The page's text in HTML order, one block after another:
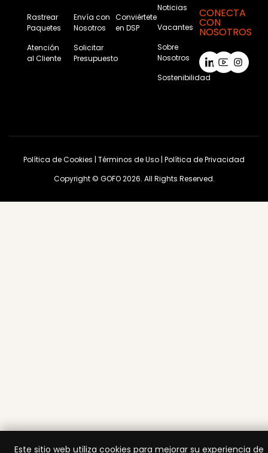
CONECTA
CON
NOSOTROS
Rastrear
Paquetes
Atención
al Cliente
Envía con
Nosotros
Solicitar
Presupuesto
Conviértete
en DSP
Noticias
Vacantes
Sobre
Nosotros
Sostenibilidad
Política de Cookies | Términos de Uso | Política de Privacidad
Copyright © GOFO 2026. All Rights Reserved.
Este sitio web utiliza cookies para mejorar su experiencia de